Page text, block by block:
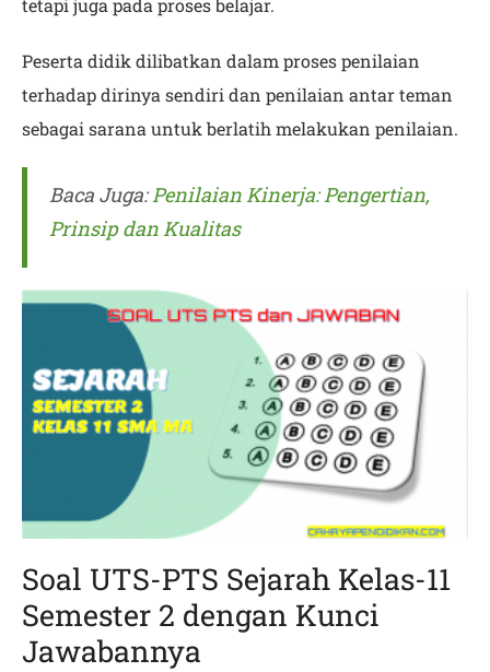
tetapi juga pada proses belajar.
Peserta didik dilibatkan dalam proses penilaian
terhadap dirinya sendiri dan penilaian antar teman
sebagai sarana untuk berlatih melakukan penilaian.
Baca Juga:Penilaian Kinerja: Pengertian,
Prinsip dan Kualitas
Soal UTS-PTS Sejarah Kelas-11
Semester 2 dengan Kunci
Jawabannya